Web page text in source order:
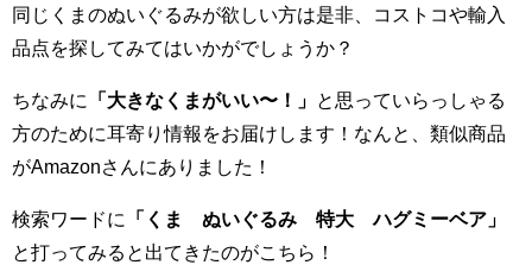
同じくまのぬいぐるみが欲しい方は是非、コストコや輸入
品点を探してみてはいかがでしょうか？
ちなみに 「大きなくまがいい〜！」
と思っていらっしゃる
方のために耳寄り情報をお届けします！なんと、類似商品
がAmazonさんにありました！
検索ワードに
「くま ぬいぐるみ 特大 ハグミーベア」
と打ってみると出てきたのがこちら！